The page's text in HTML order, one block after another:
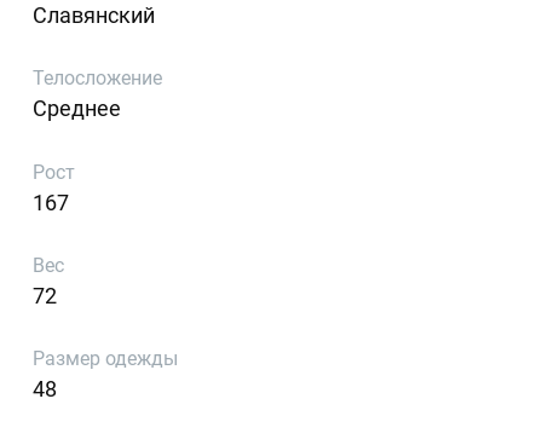
Славянский
Телосложение
Среднее
Рост
167
Вес
72
Размер одежды
48